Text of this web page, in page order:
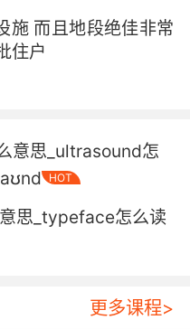
施 而且地段绝佳非常
住户
意思_ultrasound怎
HOT
思_typeface怎么读
更多课程>